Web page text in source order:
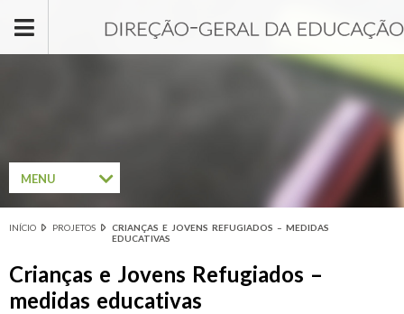
INÍCIO PROJETOS
CRIANÇAS E JOVENS REFUGIADOS – MEDIDAS
EDUCATIVAS
Crianças e Jovens Refugiados –
medidas educativas
MENU